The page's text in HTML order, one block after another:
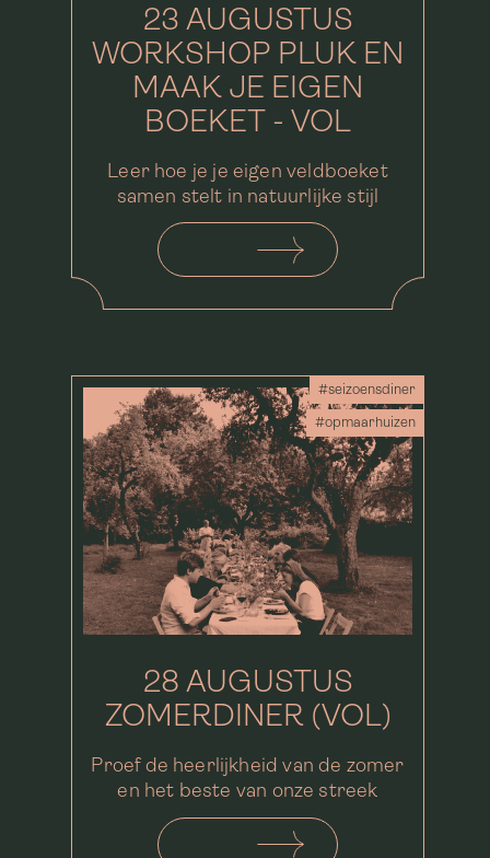
23 AUGUSTUS
WORKSHOP PLUK EN
MAAK JE EIGEN
BOEKET - VOL
Leer hoe je je eigen veldboeket
samen stelt in natuurlijke stijl
#seizoensdiner
#opmaarhuizen
28 AUGUSTUS
ZOMERDINER (VOL)
Proef de heerlijkheid van de zomer
en het beste van onze streek